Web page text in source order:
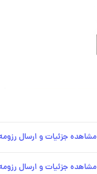
مشاهده جزئیات و ارسال
مشاهده جزئیات و ارسال